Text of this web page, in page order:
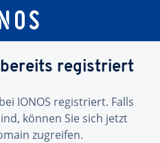
registriert
IONOS registriert. Falls
können Sie sich jetzt
zugreifen.